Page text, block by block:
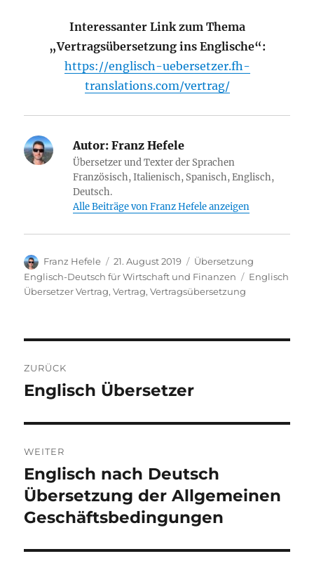
Interessanter Link zum Thema
„Vertragsübersetzung ins Englische“:
https://englisch-uebersetzer.fh-
translations.com/vertrag/
Autor: Franz Hefele
Übersetzer und Texter der Sprachen
Französisch, Italienisch, Spanisch, Englisch,
Deutsch.
Alle Beiträge von Franz Hefele anzeigen
Autor
Franz Hefele
Veröffentlicht
am
21. August 2019 Kategorien
Übersetzung
Englisch-Deutsch für Wirtschaft und Finanzen
Schlagwörter
Englisch
Übersetzer Vertrag,Vertrag,Vertragsübersetzung
ZURÜCK
Vorheriger
Englisch Übersetzer
WEITER
Nächster
Beitrag:
Englisch nach Deutsch
Übersetzung der Allgemeinen
Geschäftsbedingungen